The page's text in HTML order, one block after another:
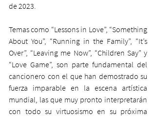
de 2023.
Temas como “Lessons in Love”, “Something
About You”, “Running in the Family”, “It’s
Over”, “Leaving me Now”, “Children Say” y
“Love Game”, son parte fundamental del
cancionero con el que han demostrado su
fuerza imparable en la escena artística
mundial, las que muy pronto interpretarán
con todo su virtuosismo en su próxima